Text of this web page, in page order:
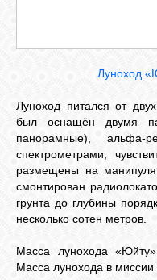
Луноход
Луноход питался от
был оснащён двумя
панорамные), альфа-
спектрометрами,
размещены на
смонтирован
грунта до глубины
несколько сотен метров.
Масса лунохода
Масса лунохода в миссии